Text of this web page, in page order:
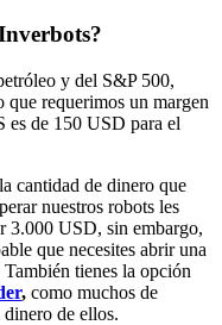
y del S&P 500,
que requerimos un margen
es de 150 USD para el
cantidad de dinero que
nuestros robots les
3.000 USD, sin embargo,
que necesites abrir una
tienes la opción
, como muchos de
de ellos.